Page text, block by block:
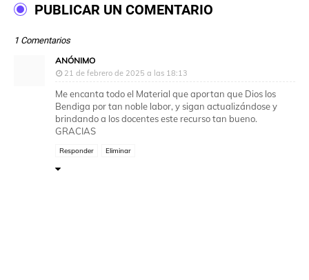
PUBLICAR UN COMENTARIO
1 Comentarios
ANÓNIMO
21 de febrero de 2025 a las 18:13
Me encanta todo el Material que aportan que Dios los
Bendiga por tan noble labor, y sigan actualizándose y
brindando a los docentes este recurso tan bueno.
GRACIAS
Responder Eliminar